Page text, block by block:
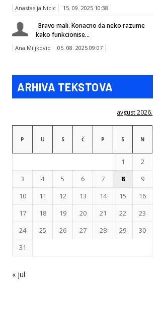
Anastasija Nicic 15. 09. 2025 10:38
Bravo mali. Konacno da neko razume
kako funkcionise...
Ana Miljkovic 05. 08. 2025 09:07
ARHIVA TEKSTOVA
avgust 2026.
P U S Č P S N
1
2
3
4 5 6 7 8
9
10
11 12 13 14 15
16
17
18 19 20 21 22
23
24
25 26 27 28 29
30
31
« jul